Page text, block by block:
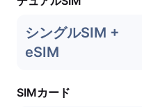
シングルSIM +
eSIM
SIMカード